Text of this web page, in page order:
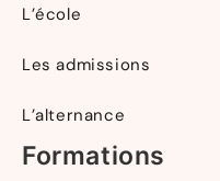
L’école
Les admissions
L’alternance
Formations